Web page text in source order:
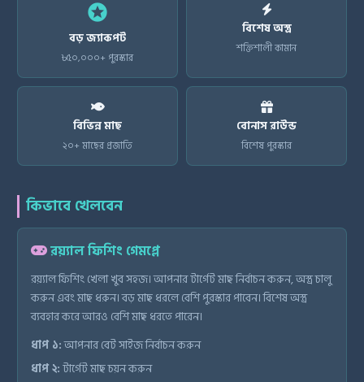
stars
বড় জ্যাকপট
৳৫০,০০০+ পুরস্কার
বিশেষ অস্ত্র
শক্তিশালী কামান
বিভিন্ন মাছ
২০+ মাছের প্রজাতি
বোনাস রাউন্ড
বিশেষ পুরস্কার
কিভাবে খেলবেন
রয়্যাল ফিশিং গেমপ্লে
রয়্যাল ফিশিং খেলা খুব সহজ। আপনার টার্গেট মাছ নির্বাচন করুন, অস্ত্র চালু
করুন এবং মাছ ধরুন। বড় মাছ ধরলে বেশি পুরস্কার পাবেন। বিশেষ অস্ত্র
ব্যবহার করে আরও বেশি মাছ ধরতে পারেন।
ধাপ ১:আপনার বেট সাইজ নির্বাচন করুন
ধাপ ২:টার্গেট মাছ চয়ন করুন